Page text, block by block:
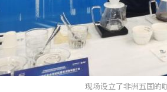
现场设立了非洲五国